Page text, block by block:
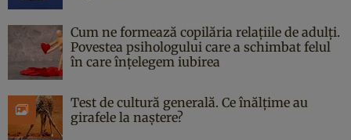
Cum ne formează copilăria relațiile de adulți.
Povestea psihologului care a schimbat felul
în care înțelegem iubirea
Test de cultură generală. Ce înălțime au
girafele la naștere?